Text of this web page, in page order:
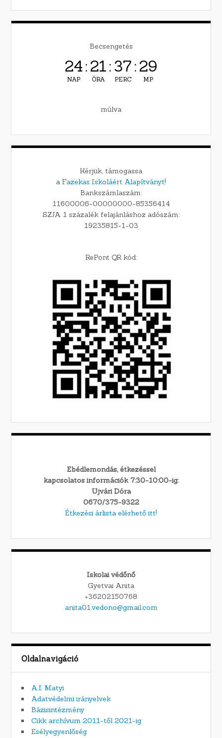
Becsengetés
24
NAP
:21
ÓRA
:37
PERC
:28
MP
múlva
Kérjük, támogassa
a Fazekas Iskoláért Alapítványt!
Bankszámlaszám:
11600006-00000000-85356414
SZJA 1 százalék felajánláshoz adószám:
19235815-1-03
RePont QR kód:
Ebédlemondás, étkezéssel
kapcsolatos információk 7:30-10:00-ig:
Ujvári Dóra
0670/375-9322
Étkezési árlista elérhető itt!
Iskolai védőnő
Gyetvai Anita
+36202150768
anita01.vedono@gmail.com
Oldalnavigáció
A.I. Matyi
Adatvédelmi irányelvek
Bázisintézmény
Cikk archívum 2011-től 2021-ig
Esélyegyenlőség